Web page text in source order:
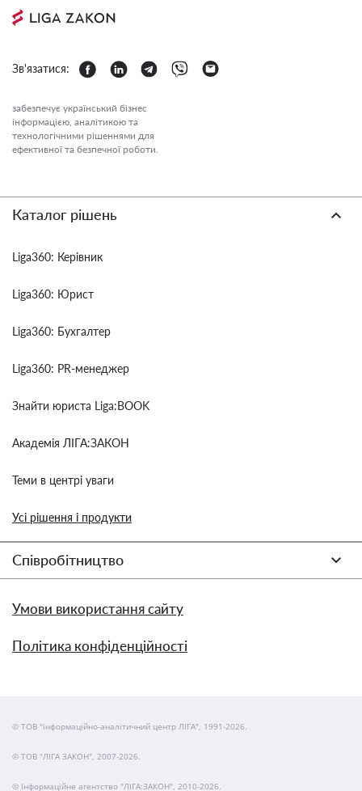
Зв'язатися:
забезпечує український бізнес
інформацією, аналітикою та
технологічними рішеннями для
ефективної та безпечної роботи.
Каталог рішень
Liga360: Керівник
Liga360: Юрист
Liga360: Бухгалтер
Liga360: PR-менеджер
Знайти юриста Liga:BOOK
Академія ЛІГА:ЗАКОН
Теми в центрі уваги
Усі рішення і продукти
Співробітництво
Умови використання сайту
Політика конфіденційності
© ТОВ "інформаційно-аналітичний центр ЛІГА", 1991-2026.
© ТОВ "ЛІГА ЗАКОН", 2007-2026.
© Інформаційне агентство "ЛІГА:ЗАКОН", 2010-2026.